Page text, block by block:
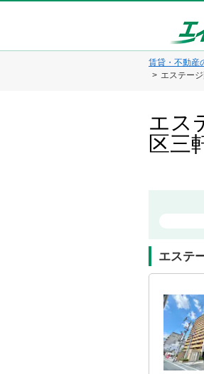
賃貸・不動産
エステー
エス
区三
エステ